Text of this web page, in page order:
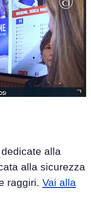
alla
alla sicurezza
raggiri. Vai alla